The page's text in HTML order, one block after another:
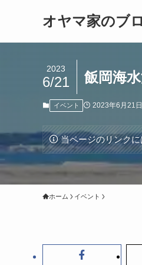
オヤマ家のブ
飯岡海
2023
6/21
イベント 2023年6月21日
当ページのリンク
ホーム イベント